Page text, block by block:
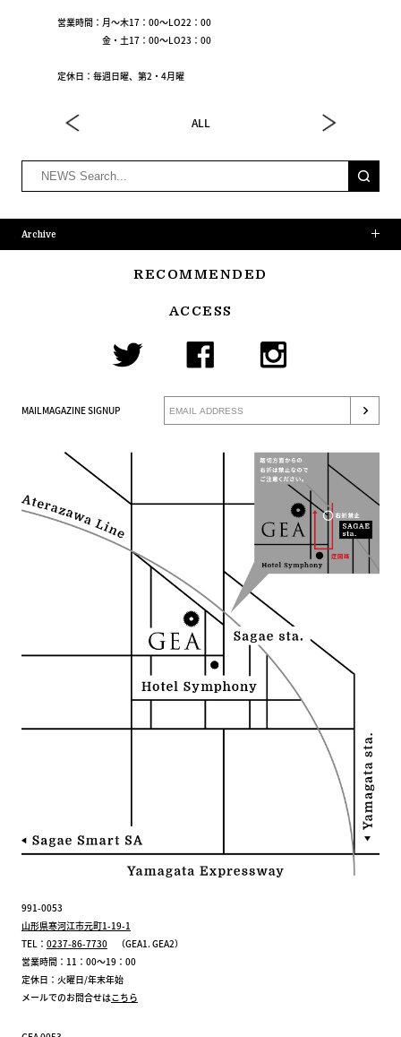
営業時間：月～木17：00～LO22：00
金・土17：00～LO23：00
定休日：毎週日曜、第2・4月曜
ALL
Archive
RECOMMENDED
ACCESS
MAILMAGAZINE SIGNUP
991-0053
山形県寒河江市元町1-19-1
TEL： 0237-86-7730（GEA1. GEA2）
営業時間：11：00～19：00
定休日：火曜日/年末年始
メールでのお問合せはこちら